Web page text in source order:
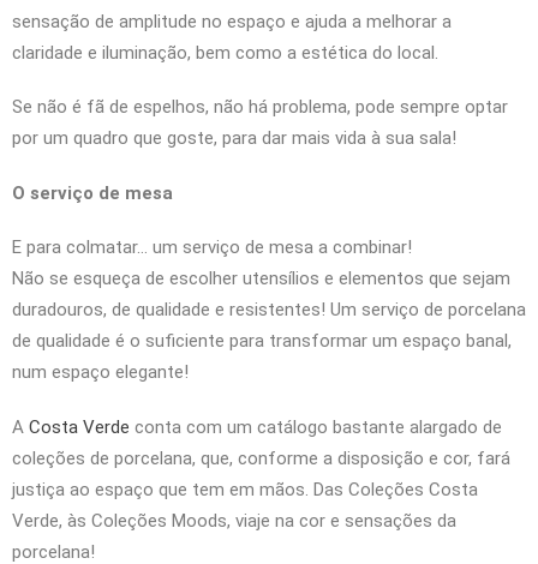
sensação de amplitude no espaço e ajuda a melhorar a
claridade e iluminação, bem como a estética do local.
Se não é fã de espelhos, não há problema, pode sempre optar
por um quadro que goste, para dar mais vida à sua sala!
O serviço de mesa
E para colmatar… um serviço de mesa a combinar!
Não se esqueça de escolher utensílios e elementos que sejam
duradouros, de qualidade e resistentes! Um serviço de porcelana
de qualidade é o suficiente para transformar um espaço banal,
num espaço elegante!
A Costa Verde conta com um catálogo bastante alargado de
coleções de porcelana, que, conforme a disposição e cor, fará
justiça ao espaço que tem em mãos. Das Coleções Costa
Verde, às Coleções Moods, viaje na cor e sensações da
porcelana!